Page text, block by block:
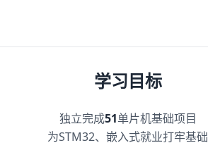
学习目标
独立完成51单片机基础项目
为STM32、嵌入式就业打牢基础